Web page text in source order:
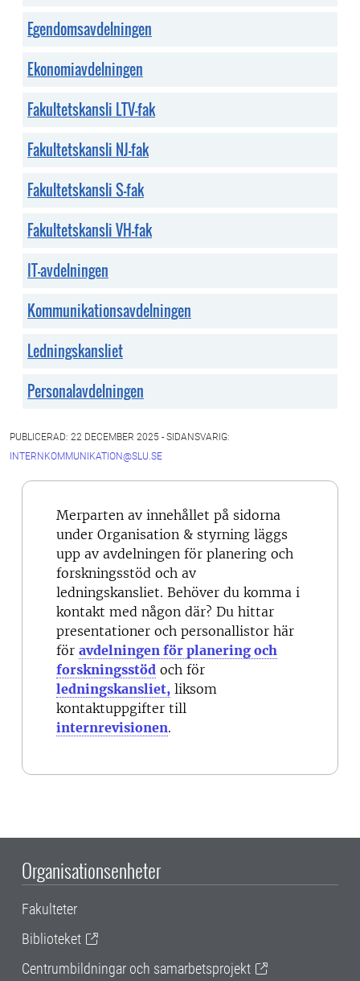
Egendomsavdelningen
Ekonomiavdelningen
Fakultetskansli LTV-fak
Fakultetskansli NJ-fak
Fakultetskansli S-fak
Fakultetskansli VH-fak
IT-avdelningen
Kommunikationsavdelningen
Ledningskansliet
Personalavdelningen
PUBLICERAD: 22 DECEMBER 2025 - SIDANSVARIG:
INTERNKOMMUNIKATION@SLU.SE
Merparten av innehållet på sidorna
under Organisation & styrning läggs
upp av avdelningen för planering och
forskningsstöd och av
ledningskansliet. Behöver du komma i
kontakt med någon där? Du hittar
presentationer och personallistor här
för avdelningen för planering och
forskningsstöd och för
ledningskansliet, liksom
kontaktuppgifter till
internrevisionen.
Organisationsenheter
Fakulteter
Biblioteket
Centrumbildningar och samarbetsprojekt